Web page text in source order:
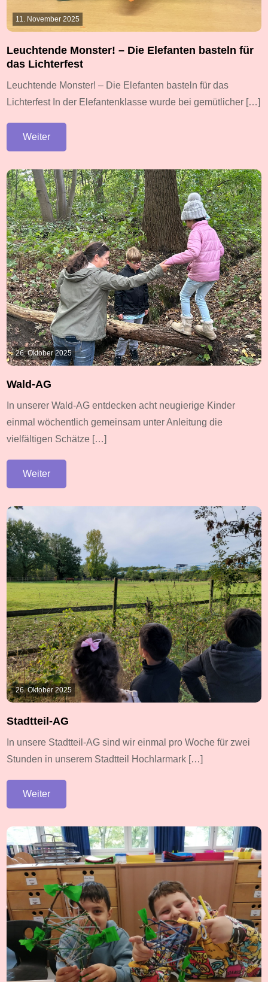
11. November 2025
Leuchtende Monster! – Die Elefanten basteln für
das Lichterfest
Leuchtende Monster! – Die Elefanten basteln für das
Lichterfest In der Elefantenklasse wurde bei gemütlicher […]
Weiter
26. Oktober 2025
Wald-AG
In unserer Wald-AG entdecken acht neugierige Kinder
einmal wöchentlich gemeinsam unter Anleitung die
vielfältigen Schätze […]
Weiter
26. Oktober 2025
Stadtteil-AG
In unsere Stadtteil-AG sind wir einmal pro Woche für zwei
Stunden in unserem Stadtteil Hochlarmark […]
Weiter